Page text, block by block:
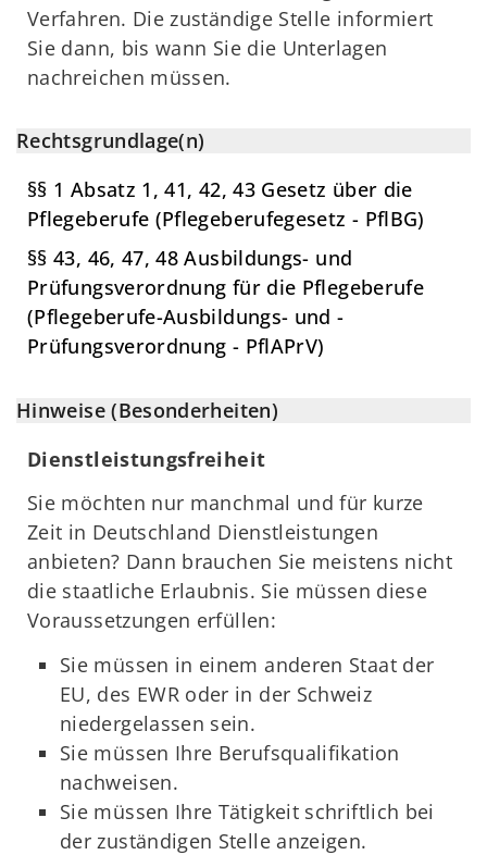
Verfahren. Die zuständige Stelle informiert
Sie dann, bis wann Sie die Unterlagen
nachreichen müssen.
Rechtsgrundlage(n)
§§ 1 Absatz 1, 41, 42, 43 Gesetz über die
Pflegeberufe (Pflegeberufegesetz - PflBG)
§§ 43, 46, 47, 48 Ausbildungs- und
Prüfungsverordnung für die Pflegeberufe
(Pflegeberufe-Ausbildungs- und -
Prüfungsverordnung - PflAPrV)
Hinweise (Besonderheiten)
Dienstleistungsfreiheit
Sie möchten nur manchmal und für kurze
Zeit in Deutschland Dienstleistungen
anbieten? Dann brauchen Sie meistens nicht
die staatliche Erlaubnis. Sie müssen diese
Voraussetzungen erfüllen:
Sie müssen in einem anderen Staat der
EU, des EWR oder in der Schweiz
niedergelassen sein.
Sie müssen Ihre Berufsqualifikation
nachweisen.
Sie müssen Ihre Tätigkeit schriftlich bei
der zuständigen Stelle anzeigen.